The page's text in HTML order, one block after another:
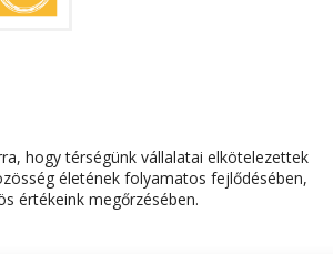
hogy térségünk vállalatai elkötelezettek
életének folyamatos fejlődésében,
értékeink megőrzésében.